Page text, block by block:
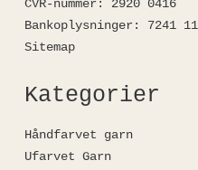
CVR-nummer:
2920 0416
Bankoplysninger:
7241
Sitemap
Kategorier
Håndfarvet garn
Ufarvet Garn